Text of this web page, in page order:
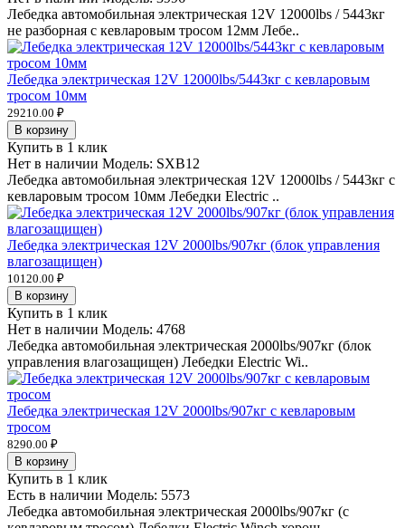
Лебедка автомобильная электрическая 12V 12000lbs / 5443кг
не разборная с кевларовым тросом 12мм Лебе..
Лебедка электрическая 12V 12000lbs/5443кг с кевларовым
тросом 10мм
29210.00 ₽
В корзину
Купить в 1 клик
Нет в наличии Модель: SXB12
Лебедка автомобильная электрическая 12V 12000lbs / 5443кг с
кевларовым тросом 10мм Лебедки Electric ..
Лебедка электрическая 12V 2000lbs/907кг (блок управления
влагозащищен)
10120.00 ₽
В корзину
Купить в 1 клик
Нет в наличии Модель: 4768
Лебедка автомобильная электрическая 2000lbs/907кг (блок
управления влагозащищен) Лебедки Electric Wi..
Лебедка электрическая 12V 2000lbs/907кг с кевларовым
тросом
8290.00 ₽
В корзину
Купить в 1 клик
Есть в наличии Модель: 5573
Лебедка автомобильная электрическая 2000lbs/907кг (с